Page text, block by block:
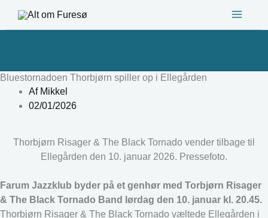
Bluestornadoen Thorbjørn spiller op i Ellegården
AfMikkel
02/01/2026
Thorbjørn Risager & The Black Tornado vender tilbage til
Ellegården den 10. januar 2026. Pressefoto.
Farum Jazzklub byder på et genhør med Torbjørn Risager
& The Black Tornado Band lørdag den 10. januar kl. 20.45.
Thorbjørn Risager & The Black Tornado væltede Ellegården i